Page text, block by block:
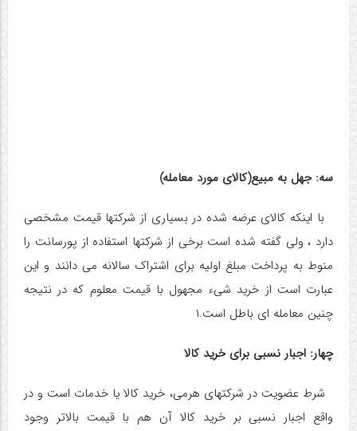
سه: جهل به مبیع(کالای مورد معامله)
با اینکه کالای عرضه شده در بسیاری از شرکتها قیمت مشخصی
دارد ، ولی گفته شده است برخی از شرکتها استفاده از پورسانت را
منوط به پرداخت مبلغ اولیه برای اشتراک سالانه می دانند و این
عبارت است از خرید شیء مجهول با قیمت معلوم که در نتیجه
چنین معامله ای باطل است.۱
چهار: اجبار نسبی برای خرید کالا
شرط عضویت در شرکتهای هرمی، خرید کالا یا خدمات است و در
واقع اجبار نسبی بر خرید کالا آن هم با قیمت بالاتر وجود